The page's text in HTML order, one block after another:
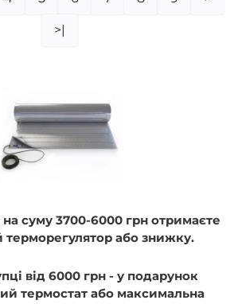
>|
суму 3700-6000 грн отримаєте
терморегулятор або знижку.
від 6000 грн - у подарунок
термостат або максимальна